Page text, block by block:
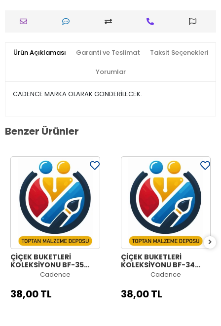
Ürün Açıklaması Garanti ve Teslimat Taksit Seçenekleri
Yorumlar
CADENCE MARKA OLARAK GÖNDERİLECEK.
Benzer Ürünler
ÇİÇEK BUKETLERİ
KOLEKSİYONU BF-35
30X42CMCadence
38,00 TL
ÇİÇEK BUKETLERİ
KOLEKSİYONU BF-34
30X42CMCadence
38,00 TL